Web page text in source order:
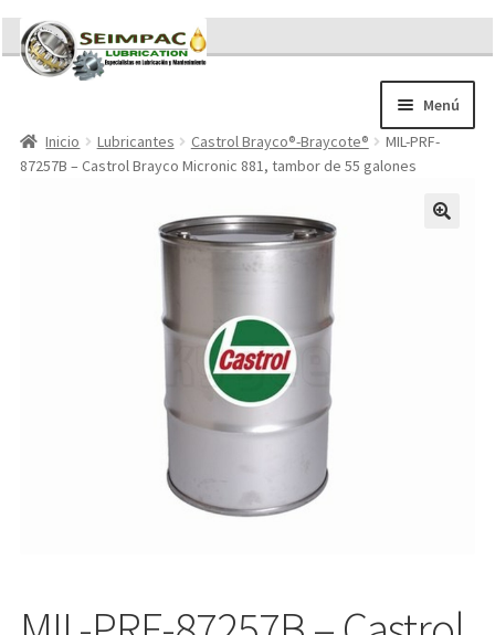
Ir
a
Ir
al
contenido
Menú
Sobre nosotros
Brochures
Contacto/Solicitar Cotización
Memorándum COVID-19
Inicio Lubricantes Castrol Brayco®-Braycote®
MIL-PRF-
87257B – Castrol Brayco Micronic 881, tambor de 55 galones